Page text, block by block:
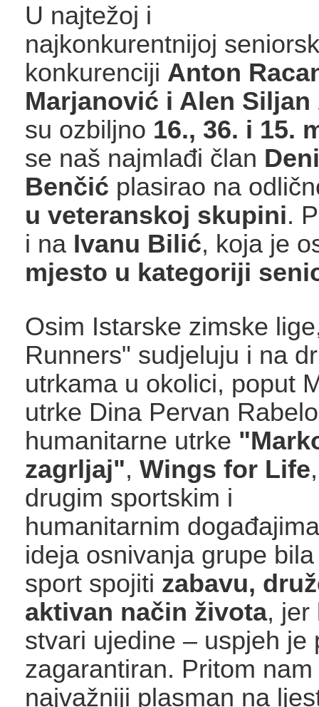
U najtežoj i
najkonkurentnijoj
konkurenciji Anton
Marjanović i Alen Siljan
su ozbiljno 16., 36. i 15.
se naš najmlađi član
Benčić plasirao na
u veteranskoj skupini.
i na Ivanu Bilić, koja je
mjesto u kategoriji
Osim Istarske zimske
Runners" sudjeluju i na
utrkama u okolici, poput
utrke Dina Pervan
humanitarne utrke
zagrljaj", Wings for Life
drugim sportskim i
humanitarnim
ideja osnivanja grupe
sport spojiti zabavu,
aktivan način života, jer
stvari ujedine – uspjeh je
zagarantiran. Pritom nam
najvažniji plasman na